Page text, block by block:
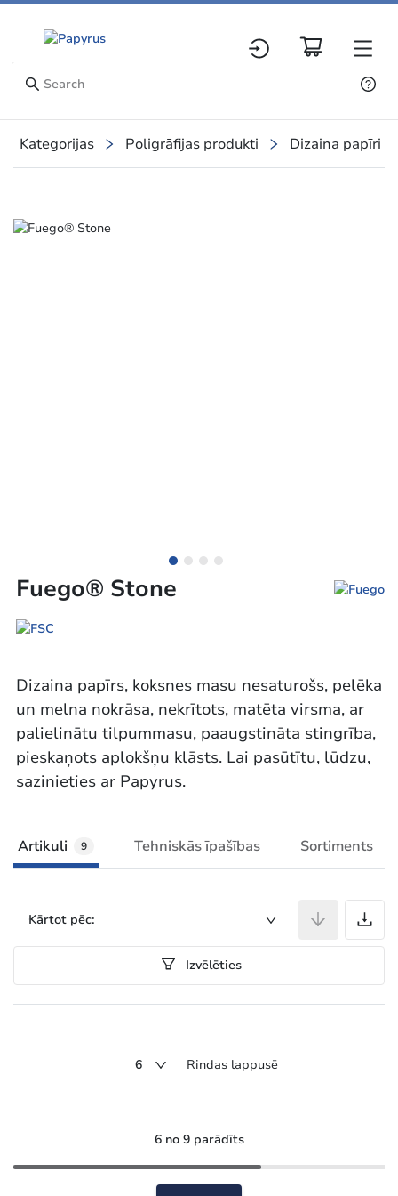
Kategorijas Poligrāfijas produkti Dizaina papīri
Slide 1 of 4
Fuego® Stone
Dizaina papīrs, koksnes masu nesaturošs, pelēka
un melna nokrāsa, nekrītots, matēta virsma, ar
palielinātu tilpummasu, paaugstināta stingrība,
pieskaņots aplokšņu klāsts. Lai pasūtītu, lūdzu,
sazinieties ar Papyrus.
Artikuli 9 Tehniskās īpašības Sortiments
Kārtot pēc:
Izvēlēties
6 Rindas lappusē
6 no 9 parādīts